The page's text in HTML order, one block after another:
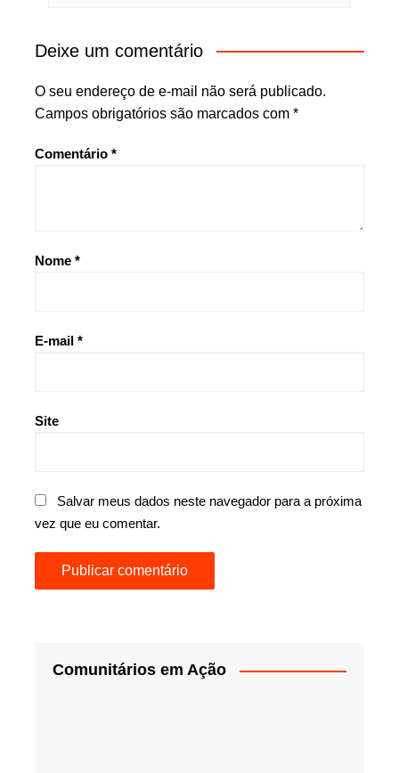
Deixe um comentário
O seu endereço de e-mail não será publicado.
Campos obrigatórios são marcados com *
Comentário *
Nome *
E-mail *
Site
Salvar meus dados neste navegador para a próxima
vez que eu comentar.
Comunitários em Ação